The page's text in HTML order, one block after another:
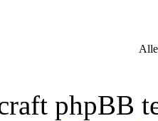
phpBB